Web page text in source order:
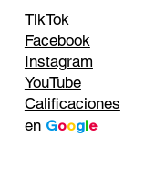
TikTok
Facebook
Instagram
YouTube
Calificaciones
en Google